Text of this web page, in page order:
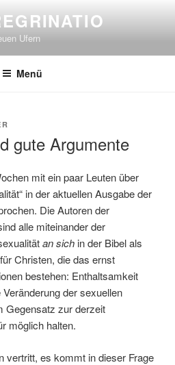
Ufern
Menü
gute Argumente
mit ein paar Leuten über
in der aktuellen Ausgabe der
Die Autoren der
alle miteinander der
an sich in der Bibel als
Christen, die das ernst
bestehen: Enthaltsamkeit
der sexuellen
Gegensatz zur derzeit
möglich halten.
vertritt, es kommt in dieser Frage